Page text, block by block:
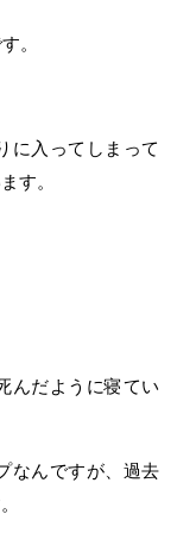
。
に入ってしまって
す。
んだように寝てい
なんですが、過去